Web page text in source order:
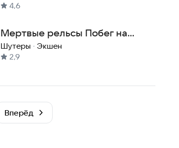
4,6
Мертвые рельсы Побег на
поезде
Шутеры · Экшен
2,9
Вперёд